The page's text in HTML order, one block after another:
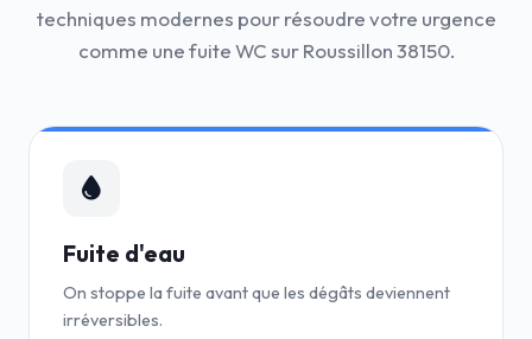
techniques modernes pour résoudre votre urgence
comme une fuite WC sur Roussillon 38150.
Fuite d'eau
On stoppe la fuite avant que les dégâts deviennent
irréversibles.